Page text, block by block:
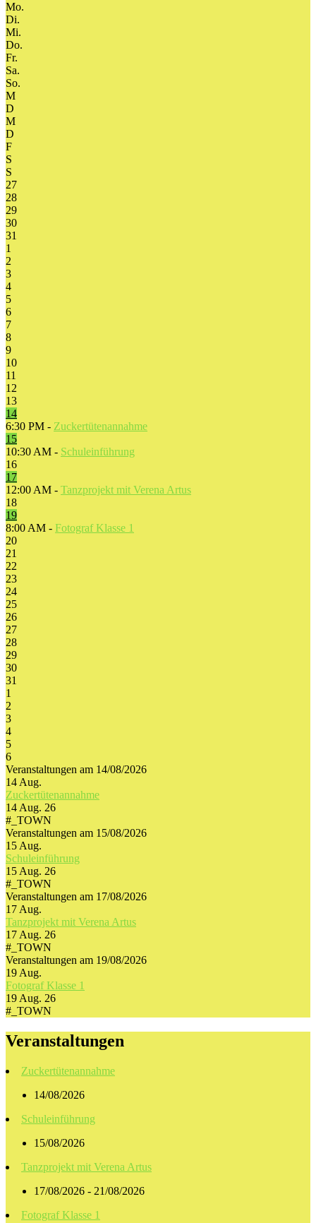
Mo.
Di.
Mi.
Do.
Fr.
Sa.
So.
M
D
M
D
F
S
S
27
28
29
30
31
1
2
3
4
5
6
7
8
9
10
11
12
13
14
6:30 PM - Zuckertütenannahme
15
10:30 AM - Schuleinführung
16
17
12:00 AM - Tanzprojekt mit Verena Artus
18
19
8:00 AM - Fotograf Klasse 1
20
21
22
23
24
25
26
27
28
29
30
31
1
2
3
4
5
6
Veranstaltungen am 14/08/2026
14Aug.
Zuckertütenannahme
14 Aug. 26
#_TOWN
Veranstaltungen am 15/08/2026
15Aug.
Schuleinführung
15 Aug. 26
#_TOWN
Veranstaltungen am 17/08/2026
17Aug.
Tanzprojekt mit Verena Artus
17 Aug. 26
#_TOWN
Veranstaltungen am 19/08/2026
19Aug.
Fotograf Klasse 1
19 Aug. 26
#_TOWN
Veranstaltungen
Zuckertütenannahme
14/08/2026
Schuleinführung
15/08/2026
Tanzprojekt mit Verena Artus
17/08/2026 - 21/08/2026
Fotograf Klasse 1